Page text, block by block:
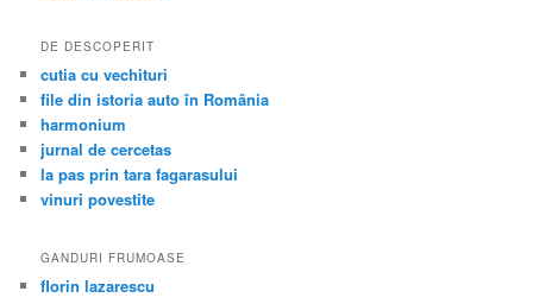
DE DESCOPERIT
cutia cu vechituri
file din istoria auto în România
harmonium
jurnal de cercetas
la pas prin tara fagarasului
vinuri povestite
GANDURI FRUMOASE
florin lazarescu